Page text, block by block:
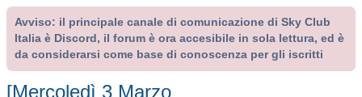
Avviso: il principale canale di comunicazione di Sky Club
Italia è Discord, il forum è ora accesibile in sola lettura, ed è
da considerarsi come base di conoscenza per gli iscritti
[Mercoledì 3 Marzo